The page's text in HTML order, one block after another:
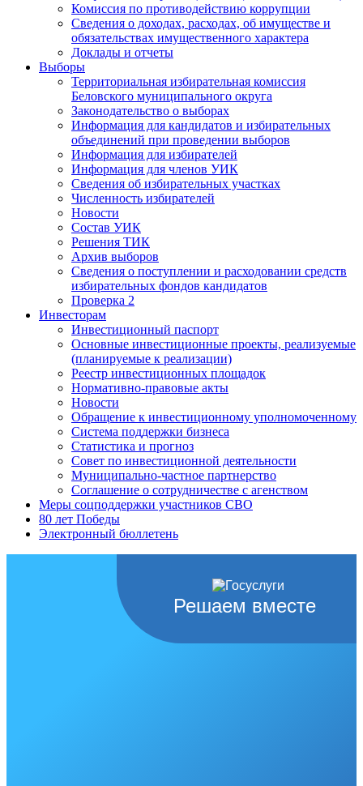
Комиссия по противодействию коррупции
Сведения о доходах, расходах, об имуществе и
обязательствах имущественного характера
Доклады и отчеты
Выборы
Территориальная избирательная комиссия
Беловского муниципального округа
Законодательство о выборах
Информация для кандидатов и избирательных
объединений при проведении выборов
Информация для избирателей
Информация для членов УИК
Сведения об избирательных участках
Численность избирателей
Новости
Состав УИК
Решения ТИК
Архив выборов
Сведения о поступлении и расходовании средств
избирательных фондов кандидатов
Проверка 2
Инвесторам
Инвестиционный паспорт
Основные инвестиционные проекты, реализуемые
(планируемые к реализации)
Реестр инвестиционных площадок
Нормативно-правовые акты
Новости
Обращение к инвестиционному уполномоченному
Система поддержки бизнеса
Статистика и прогноз
Совет по инвестиционной деятельности
Муниципально-частное партнерство
Соглашение о сотрудничестве с агенством
Меры соцподдержки участников СВО
80 лет Победы
Электронный бюллетень
Решаем вместе